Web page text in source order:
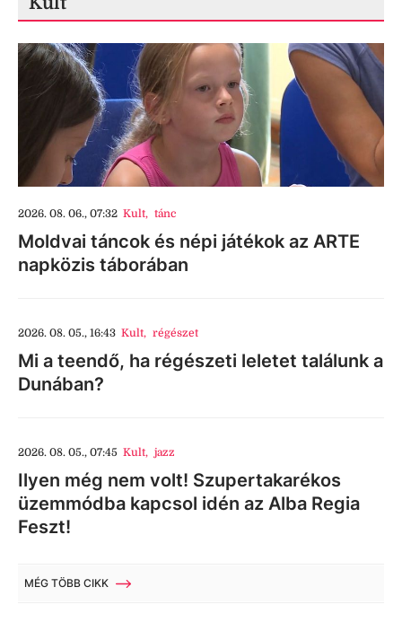
2026. 08. 06., 07:32 Kult, tánc
Moldvai táncok és népi játékok az ARTE
napközis táborában
2026. 08. 05., 16:43 Kult, régészet
Mi a teendő, ha régészeti leletet találunk a
Dunában?
2026. 08. 05., 07:45 Kult, jazz
Ilyen még nem volt! Szupertakarékos
üzemmódba kapcsol idén az Alba Regia
Feszt!
MÉG TÖBB CIKK